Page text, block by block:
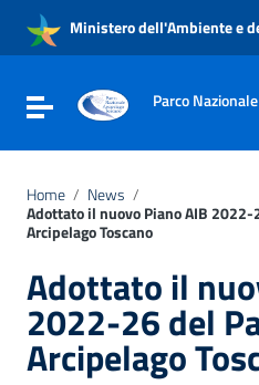
Vai al menu di navigazione
Vai al footer
Ministero dell'Ambiente e
Attiva / disattiva la
Parco
Home / News /
Adottato il nuovo Piano AIB 2022-
Arcipelago Toscano
Adottato il
2022-26 del
Arcipelago